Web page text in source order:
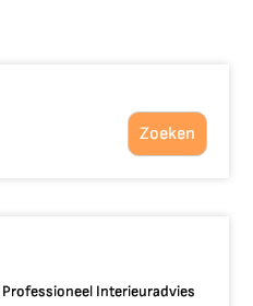
Zoeken
Interieuradvies